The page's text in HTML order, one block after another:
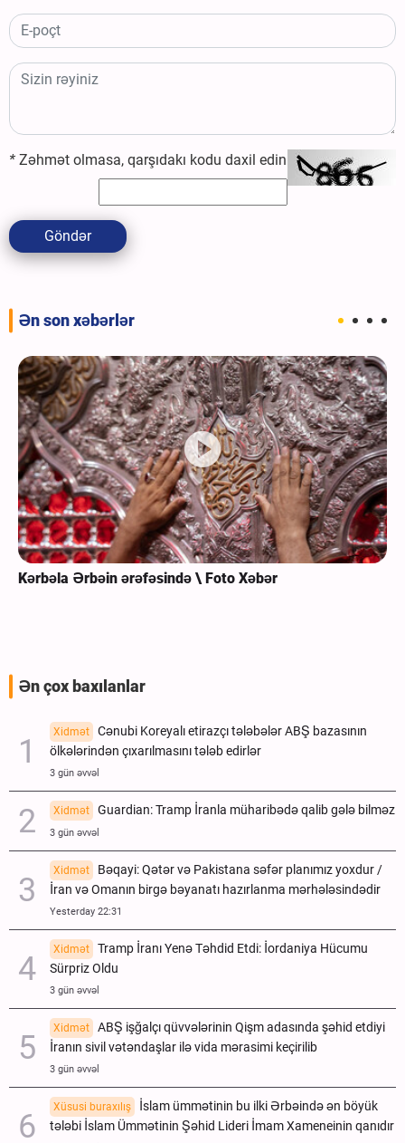
* Zəhmət olmasa, qarşıdakı kodu daxil edin
Göndər
Ən son xəbərlər
Kərbəla Ərbəin ərəfəsində \ Foto Xəbər
Ən çox baxılanlar
Xidmət
Cənubi Koreyalı etirazçı tələbələr ABŞ bazasının
ölkələrindən çıxarılmasını tələb edirlər
3 gün əvvəl
Xidmət Guardian: Tramp İranla müharibədə qalib gələ bilməz
3 gün əvvəl
Xidmət
Bəqayi: Qətər və Pakistana səfər planımız yoxdur /
İran və Omanın birgə bəyanatı hazırlanma mərhələsindədir
Yesterday 22:31
Xidmət
Tramp İranı Yenə Təhdid Etdi: İordaniya Hücumu
Sürpriz Oldu
3 gün əvvəl
Xidmət
ABŞ işğalçı qüvvələrinin Qişm adasında şəhid etdiyi
İranın sivil vətəndaşlar ilə vida mərasimi keçirilib
3 gün əvvəl
Xüsusi buraxılış
İslam ümmətinin bu ilki Ərbəində ən böyük
tələbi İslam Ümmətinin Şəhid Lideri İmam Xameneinin qanıdır